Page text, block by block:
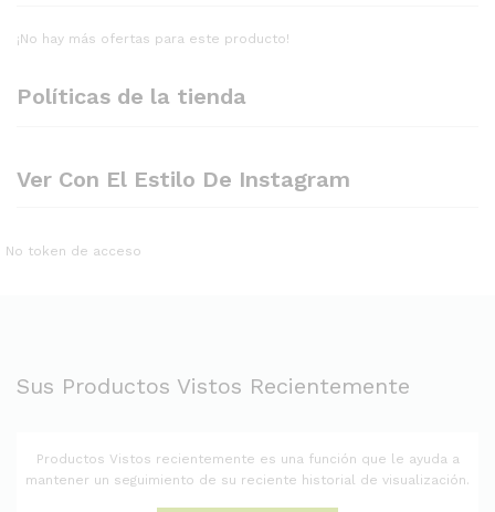
¡No hay más ofertas para este producto!
Políticas de la tienda
Ver Con El Estilo De Instagram
No token de acceso
Sus Productos Vistos Recientemente
Productos Vistos recientemente es una función que le ayuda a
mantener un seguimiento de su reciente historial de visualización.